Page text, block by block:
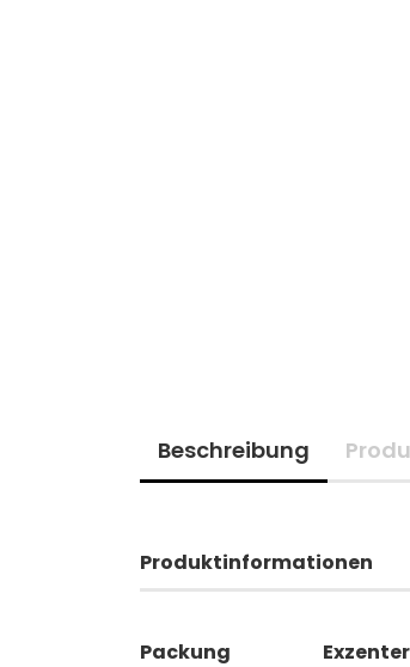
Beschreibung
Produktinformationen
Packung